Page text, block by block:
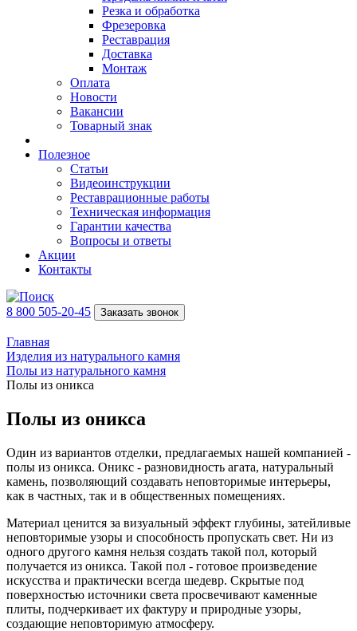
Резка и обработка
Фрезеровка
Реставрация
Доставка
Монтаж
Оплата
Новости
Вакансии
Товарный знак
Полезное
Статьи
Видеоинструкции
Реставрационные работы
Техническая информация
Гарантии качества
Вопросы и ответы
Акции
Контакты
8 800 505-20-45 Заказать звонок
Главная
Изделия из натурального камня
Полы из натурального камня
Полы из оникса
Полы из оникса
Один из вариантов отделки, предлагаемых нашей компанией -
полы из оникса. Оникс - разновидность агата, натуральный
камень, позволяющий создавать неповторимые интерьеры,
как в частных, так и в общественных помещениях.
Материал ценится за визуальный эффект глубины, затейливые
неповторимые узоры и способность пропускать свет. Ни из
одного другого камня нельзя создать такой пол, который
получается из оникса. Такой пол - готовое произведение
искусства и практически всегда шедевр. Скрытые под
поверхностью источники света просвечивают каменные
плиты, подчеркивает их фактуру и природные узоры,
создающие неповторимую атмосферу.